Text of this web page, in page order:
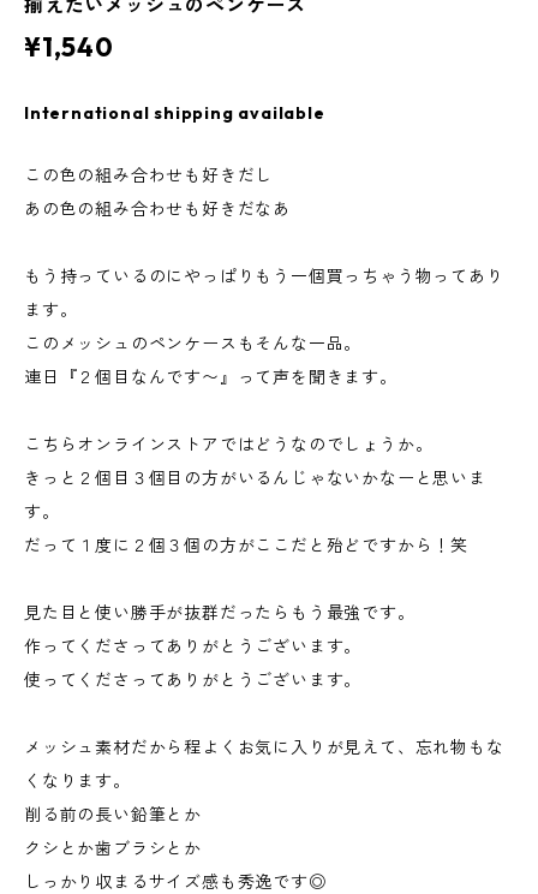
揃えたいメッシュのペンケース
¥1,540
International shipping available
この色の組み合わせも好きだし
あの色の組み合わせも好きだなあ
もう持っているのにやっぱりもう一個買っちゃう物ってあり
ます。
このメッシュのペンケースもそんな一品。
連日『２個目なんです〜』って声を聞きます。
こちらオンラインストアではどうなのでしょうか。
きっと２個目３個目の方がいるんじゃないかなーと思いま
す。
だって１度に２個３個の方がここだと殆どですから！笑
見た目と使い勝手が抜群だったらもう最強です。
作ってくださってありがとうございます。
使ってくださってありがとうございます。
メッシュ素材だから程よくお気に入りが見えて、忘れ物もな
くなります。
削る前の長い鉛筆とか
クシとか歯ブラシとか
しっかり収まるサイズ感も秀逸です◎